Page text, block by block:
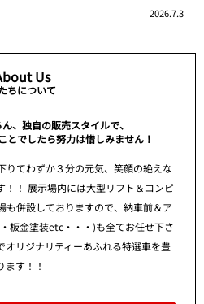
2026.7.3
Us
ちについて
、独自の販売スタイルで、
とでしたら努力は惜しみません！
てわずか３分の元気、笑顔の絶えな
！！ 展示場内には大型リフト＆コンピ
も併設しておりますので、納車前＆ア
板金塗装etc・・・)も全てお任せ下さ
オリジナリティーあふれる特選車を豊
す！！